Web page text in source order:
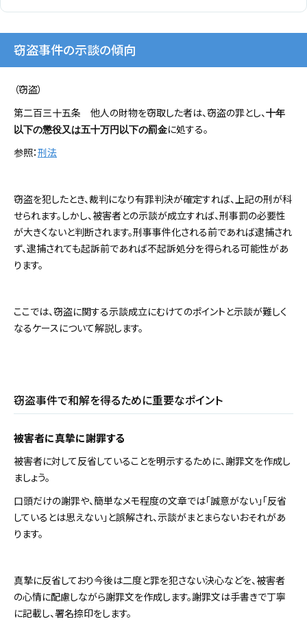
窃盗事件の示談の傾向
（窃盗）
第二百三十五条 他人の財物を窃取した者は、窃盗の罪とし、十年
以下の懲役又は五十万円以下の罰金に処する。
参照：刑法
窃盗を犯したとき、裁判になり有罪判決が確定すれば、上記の刑が科
せられます。しかし、被害者との示談が成立すれば、刑事罰の必要性
が大きくないと判断されます。刑事事件化される前であれば逮捕され
ず、逮捕されても起訴前であれば不起訴処分を得られる可能性があ
ります。
ここでは、窃盗に関する示談成立にむけてのポイントと示談が難しく
なるケースについて解説します。
窃盗事件で和解を得るために重要なポイント
被害者に真摯に謝罪する
被害者に対して反省していることを明示するために、謝罪文を作成し
ましょう。
口頭だけの謝罪や、簡単なメモ程度の文章では「誠意がない」「反省
しているとは思えない」と誤解され、示談がまとまらないおそれがあ
ります。
真摯に反省しており今後は二度と罪を犯さない決心などを、被害者
の心情に配慮しながら謝罪文を作成します。謝罪文は手書きで丁寧
に記載し、署名捺印をします。